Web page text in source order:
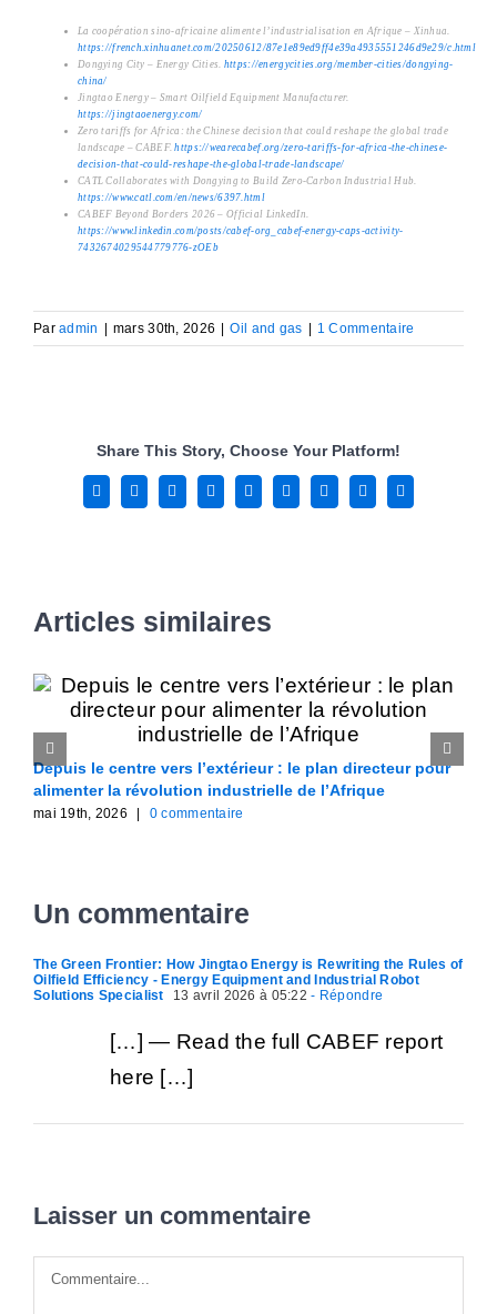
La coopération sino-africaine alimente l’industrialisation en Afrique – Xinhua.
https://french.xinhuanet.com/20250612/87e1e89ed9ff4e39a4935551246d9e29/c.html
Dongying City – Energy Cities. https://energycities.org/member-cities/dongying-
china/
Jingtao Energy – Smart Oilfield Equipment Manufacturer.
https://jingtaoenergy.com/
Zero tariffs for Africa: the Chinese decision that could reshape the global trade
landscape – CABEF.https://wearecabef.org/zero-tariffs-for-africa-the-chinese-
decision-that-could-reshape-the-global-trade-landscape/
CATL Collaborates with Dongying to Build Zero-Carbon Industrial Hub.
https://www.catl.com/en/news/6397.html
CABEF Beyond Borders 2026 – Official LinkedIn.
https://www.linkedin.com/posts/cabef-org_cabef-energy-caps-activity-
7432674029544779776-zOEb
Paradmin mars 30th, 2026 Oil and gas 1 Commentaire
Share This Story, Choose Your Platform!
Facebook
X RedditLinkedInWhatsAppTumblrPinterest
Vk Email
Articles similaires
Depuis le centre vers l’extérieur : le plan directeur pour
alimenter la révolution industrielle de l’Afrique
mai 19th, 2026 0 commentaire
Un commentaire
The Green Frontier: How Jingtao Energy is Rewriting the Rules of
Oilfield Efficiency - Energy Equipment and Industrial Robot
Solutions Specialist
13 avril 2026 à 05:22 - Répondre
[…] — Read the full CABEF report
here […]
Laisser un commentaire
Commentaire